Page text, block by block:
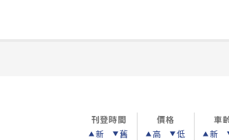
刊登時間
新
舊
價格
高
低
車
新